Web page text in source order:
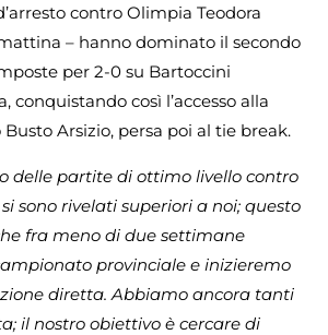
contro Olimpia Teodora
– hanno dominato il secondo
per 2-0 su Bartoccini
conquistando così l’accesso alla
Arsizio, persa poi al tie break.
delle partite di ottimo livello contro
sono rivelati superiori a noi; questo
fra meno di due settimane
provinciale e inizieremo
diretta. Abbiamo ancora tanti
il nostro obiettivo è cercare di